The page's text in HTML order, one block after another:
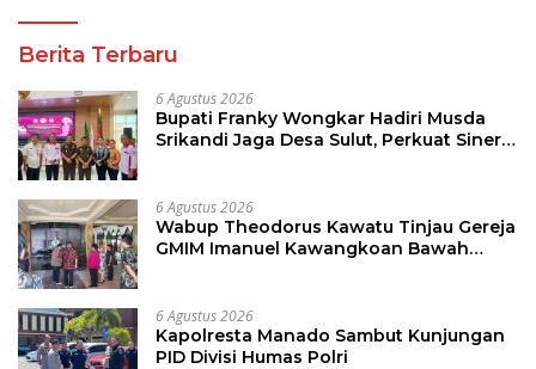
Berita Terbaru
6 Agustus 2026
Bupati Franky Wongkar Hadiri Musda
Srikandi Jaga Desa Sulut, Perkuat Sinergi
6 Agustus 2026
Wabup Theodorus Kawatu Tinjau Gereja
GMIM Imanuel Kawangkoan Bawah
6 Agustus 2026
Kapolresta Manado Sambut Kunjungan
PID Divisi Humas Polri